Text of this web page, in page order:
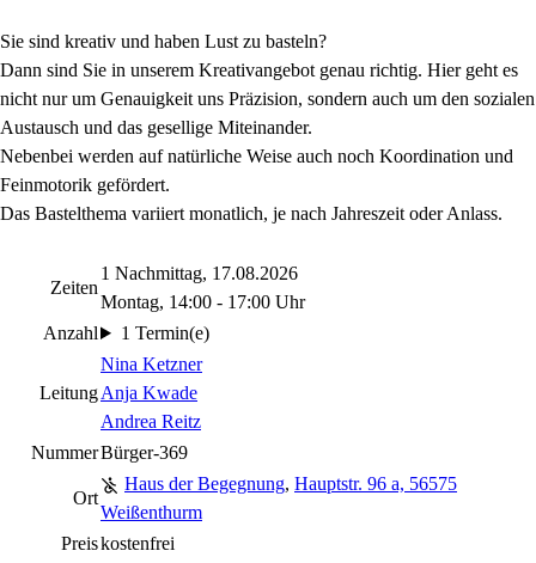
Sie sind kreativ und haben Lust zu basteln?
Dann sind Sie in unserem Kreativangebot genau richtig. Hier geht es
nicht nur um Genauigkeit uns Präzision, sondern auch um den sozialen
Austausch und das gesellige Miteinander.
Nebenbei werden auf natürliche Weise auch noch Koordination und
Feinmotorik gefördert.
Das Bastelthema variiert monatlich, je nach Jahreszeit oder Anlass.
Zeiten
1 Nachmittag, 17.08.2026
Montag, 14:00 - 17:00 Uhr
Anzahl
1 Termin(e)
Leitung
Nina Ketzner
Anja Kwade
Andrea Reitz
NummerBürger-369
Ort
Haus der Begegnung, Hauptstr. 96 a, 56575
Weißenthurm
Preiskostenfrei